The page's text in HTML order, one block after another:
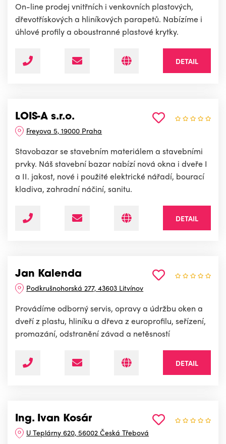
On-line prodej vnitřních i venkovních plastových,
dřevotřískových a hliníkových parapetů. Nabízíme i
úhlové profily a oboustranné plastové krytky.
DETAIL
LOIS-A s.r.o.
Freyova 5, 19000 Praha
Stavobazar se stavebním materiálem a stavebními
prvky. Náš stavební bazar nabízí nová okna i dveře I
a II. jakost, nové i použité elektrické nářadí, bourací
kladiva, zahradní náčiní, sanitu.
DETAIL
Jan Kalenda
Podkrušnohorská 277, 43603 Litvínov
Provádíme odborný servis, opravy a údržbu oken a
dveří z plastu, hliníku a dřeva z europrofilu, seřízení,
promazání, odstranění závad a netěsností
DETAIL
Ing. Ivan Kosár
U Teplárny 620, 56002 Česká Třebová